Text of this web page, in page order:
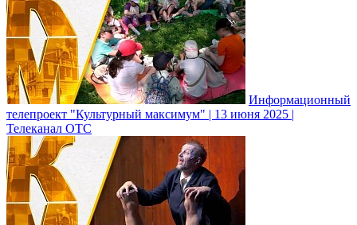
Информационный
телепроект "Культурный максимум" | 13 июня 2025 |
Телеканал ОТС